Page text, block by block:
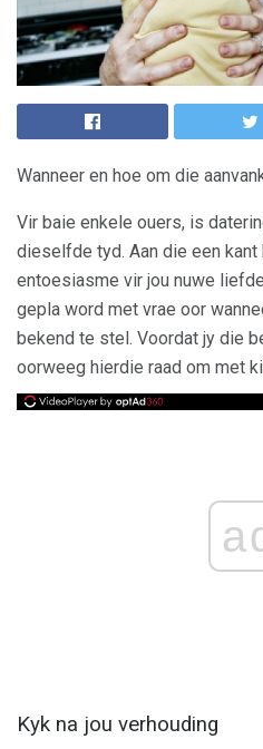
Wanneer en hoe om die
Vir baie enkele ouers, is
dieselfde tyd. Aan die een kant
entoesiasme vir jou nuwe
gepla word met vrae oor
bekend te stel. Voordat jy die
oorweeg hierdie raad om met
Kyk na jou verhouding